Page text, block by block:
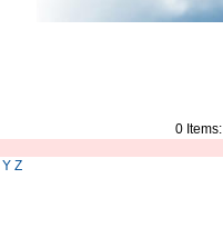
0 Items:
Y Z